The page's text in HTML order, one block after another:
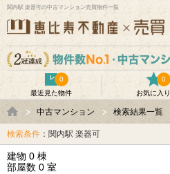
関内駅 楽器可の中古マンション売買物件一覧
最近見た物件
0
お気に入り
0
中古マンション 検索結果一覧
検索条件 ：関内駅 楽器可
建物 0 棟
部屋数 0 室